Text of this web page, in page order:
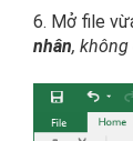
6. Mở file
nhân,